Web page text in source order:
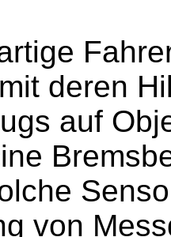
deren
auf
von